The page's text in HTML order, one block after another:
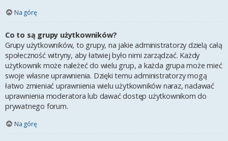
Na górę
Co to są grupy użytkowników?
Grupy użytkowników, to grupy, na jakie administratorzy dzielą całą
społeczność witryny, aby łatwiej było nimi zarządzać. Każdy
użytkownik może należeć do wielu grup, a każda grupa może mieć
swoje własne uprawnienia. Dzięki temu administratorzy mogą
łatwo zmieniać uprawnienia wielu użytkowników naraz, nadawać
uprawnienia moderatora lub dawać dostęp użytkownikom do
prywatnego forum.
Na górę